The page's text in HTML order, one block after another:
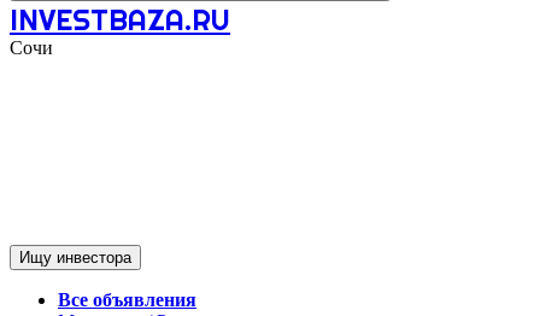
INVESTBAZA.RU
Сочи
Ищу инвестора
Все объявления